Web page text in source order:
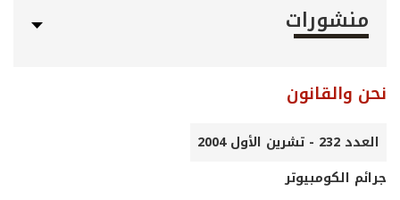
منشورات
نحن والقانون
العدد 232 - تشرين الأول 2004
جرائم الكومبيوتر